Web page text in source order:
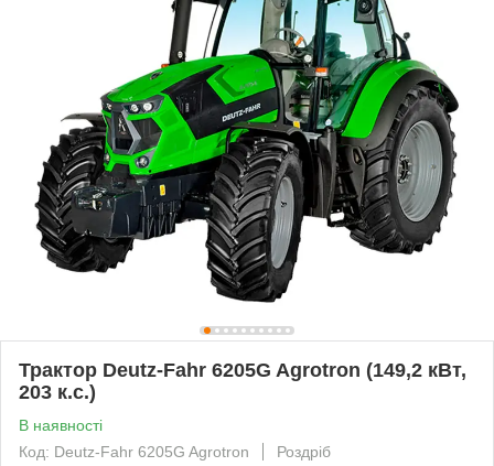
Трактор Deutz-Fahr 6205G Agrotron (149,2 кВт,
203 к.с.)
В наявності
Код: Deutz-Fahr 6205G Agrotron
Роздріб